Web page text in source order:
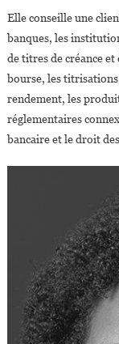
Elle conseille une
banques, les
de titres de créance
bourse, les
rendement, les
réglementaires
bancaire et le droit